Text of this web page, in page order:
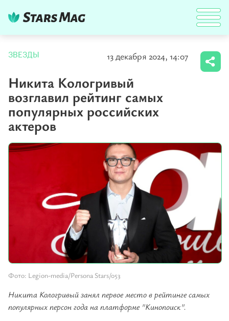
ЗВЕЗДЫ 13 декабря 2024, 14:07
Никита Кологривый
возглавил рейтинг самых
популярных российских
актеров
Фото: Legion-media/Persona Stars/053
Никита Кологривый занял первое место в рейтинге самых
популярных персон года на платформе "Кинопоиск".